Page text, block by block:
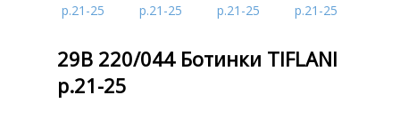
29В 220/044 Ботинки TIFLANI
р.21-25